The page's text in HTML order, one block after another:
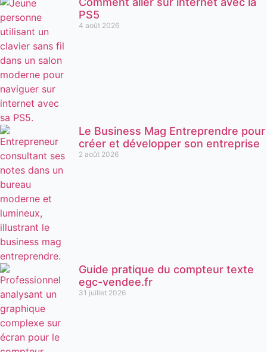
PS5
4 août 2026
Le Business Mag Entreprendre pour
créer et développer son entreprise
2 août 2026
Guide pratique du compteur texte
egc-vendee.fr
31 juillet 2026